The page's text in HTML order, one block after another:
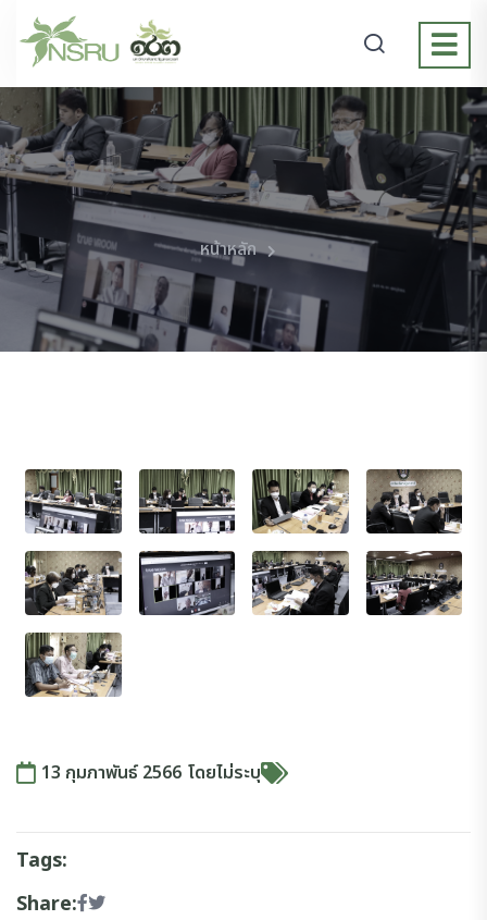
หน้าหลัก
13 กุมภาพันธ์ 2566 โดยไม่ระบุ
Tags:
Share: